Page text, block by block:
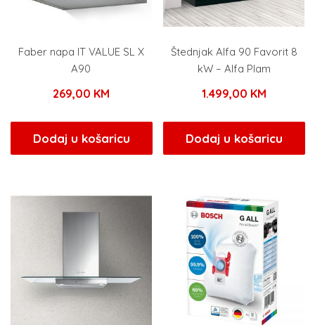
Faber napa IT VALUE SL X
A90
269,00 KM
Dodaj u košaricu
Štednjak Alfa 90 Favorit 8
kW – Alfa Plam
1.499,00 KM
Dodaj u košaricu